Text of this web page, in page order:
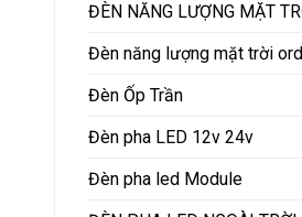
ĐÈN NĂNG LƯỢNG MẶT
Đèn năng lượng mặt trời
Đèn Ốp Trần
Đèn pha LED 12v 24v
Đèn pha led Module